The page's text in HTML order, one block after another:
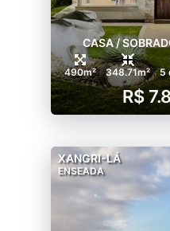
CASA /
490m² 348.71m² 5
R$
XANGRI-LÁ
ENSEADA